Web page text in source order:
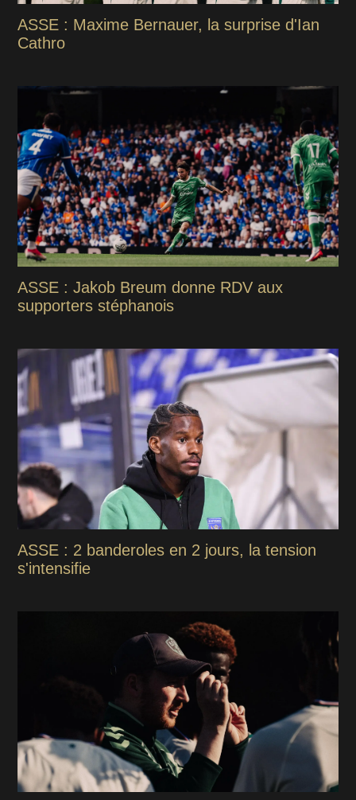
ASSE : Maxime Bernauer, la surprise d'Ian
Cathro
ASSE : Jakob Breum donne RDV aux
supporters stéphanois
ASSE : 2 banderoles en 2 jours, la tension
s'intensifie